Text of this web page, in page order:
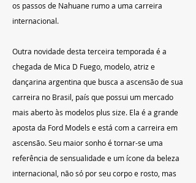
os passos de Nahuane rumo a uma carreira
internacional.
Outra novidade desta terceira temporada é a
chegada de Mica D Fuego, modelo, atriz e
dançarina argentina que busca a ascensão de sua
carreira no Brasil, país que possui um mercado
mais aberto às modelos plus size. Ela é a grande
aposta da Ford Models e está com a carreira em
ascensão. Seu maior sonho é tornar-se uma
referência de sensualidade e um ícone da beleza
internacional, não só por seu corpo e rosto, mas